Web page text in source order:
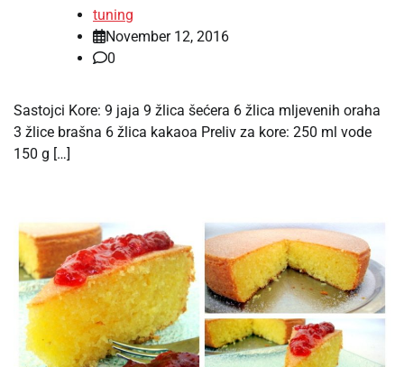
tuning
November 12, 2016
0
Sastojci Kore: 9 jaja 9 žlica šećera 6 žlica mljevenih oraha
3 žlice brašna 6 žlica kakaoa Preliv za kore: 250 ml vode
150 g […]